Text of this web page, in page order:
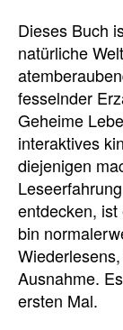
Dieses Buch
natürliche
fesselnder
Geheime
interaktives
diejenigen
entdecken,
bin
Ausnahme.
ersten Mal.